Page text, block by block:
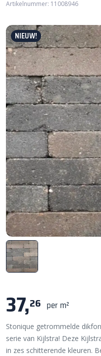
Artikelnummer: 11008946
NIEUW!
37,26 per m²
Stonique getrommelde
serie van Kijlstra! Deze
in zes schitterende kleuren.